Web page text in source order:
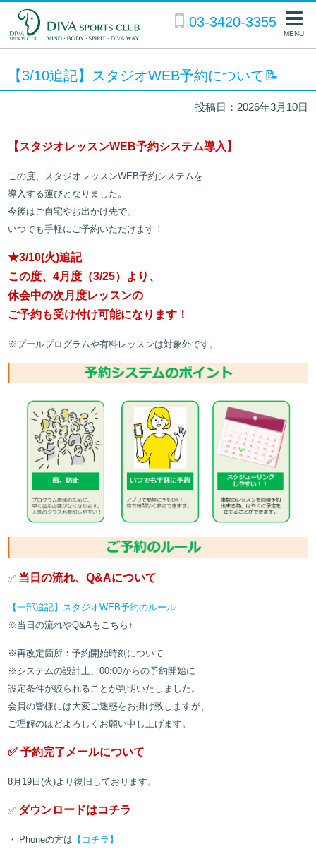
03-3420-3355
MENU
【3/10追記】スタジオWEB予約について📝
投稿日：2026年3月10日
【スタジオレッスンWEB予約システム導入】
この度、スタジオレッスンWEB予約システムを
導入する運びとなりました。
今後はご自宅やお出かけ先で、
いつでも手軽にご予約いただけます！
★3/10(火)追記
この度、4月度（3/25）より、
休会中の次月度レッスンの
ご予約も受け付け可能になります！
※プールプログラムや有料レッスンは対象外です。
✅ 当日の流れ、Q&Aについて
【一部追記】スタジオWEB予約のルール
※当日の流れやQ&Aもこちら↑
※再改定箇所：予約開始時刻について
※システムの設計上、00:00からの予約開始に
設定条件が絞られることが判明いたしました。
会員の皆様には大変ご迷惑をお掛け致しますが、
ご理解のほどよろしくお願い申し上げます。
✅ 予約完了メールについて
8月19日(火)より復旧しております。
✅ ダウンロードはコチラ
・iPhoneの方は 【コチラ】